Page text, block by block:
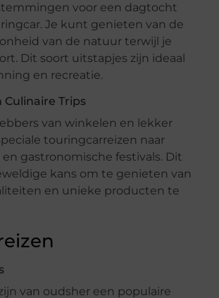
voor een dagtocht
Je kunt genieten van de
van de natuur terwijl je
Dit soort uitstapjes zijn ideaal
en recreatie.
Trips
van winkelen en lekker
touringcarreizen naar
gastronomische festivals. Dit
kans om te genieten van
en unieke producten te
van oudsher een populaire